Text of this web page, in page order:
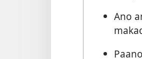
Ano